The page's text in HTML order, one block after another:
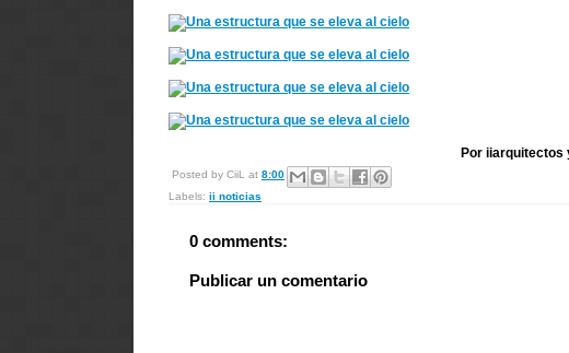
Por iiarquitectos
Posted by CiiL at 8:00
Labels: ii noticias
0 comments:
Publicar un comentario